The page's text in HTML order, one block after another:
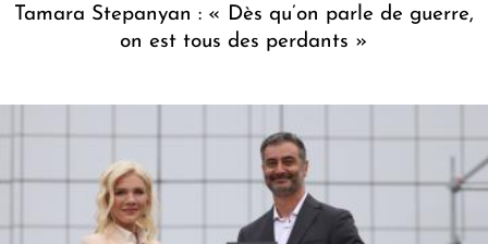
Tamara Stepanyan : « Dès qu’on parle de guerre,
on est tous des perdants »